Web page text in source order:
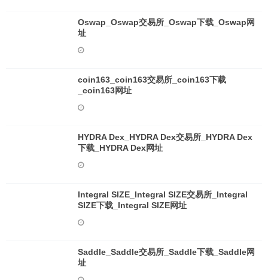
Oswap_Oswap交易所_Oswap下载_Oswap网
址
coin163_coin163交易所_coin163下载
_coin163网址
HYDRA Dex_HYDRA Dex交易所_HYDRA Dex
下载_HYDRA Dex网址
Integral SIZE_Integral SIZE交易所_Integral
SIZE下载_Integral SIZE网址
Saddle_Saddle交易所_Saddle下载_Saddle网
址